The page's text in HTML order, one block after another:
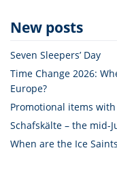
New posts
Seven Sleepers’ Day
Time Change 2026:
Europe?
Promotional items
Schafskälte – the mid-
When are the Ice